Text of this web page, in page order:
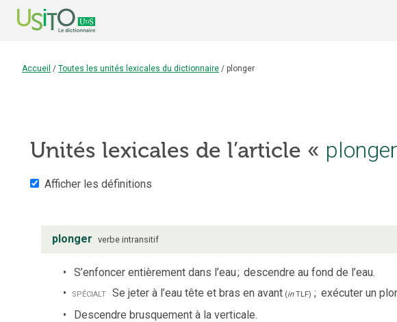
Accueil / Toutes les unités lexicales du dictionnaire / plonger
Unités lexicales de l’article « plonger
Afficher les définitions
plonger verbe intransitif
S’enfoncer entièrement dans l’eau; descendre au fond de l’eau.
spécialt Se jeter à l’eau tête et bras en avant(inTLF) ; exécuter un
Descendre brusquement à la verticale.